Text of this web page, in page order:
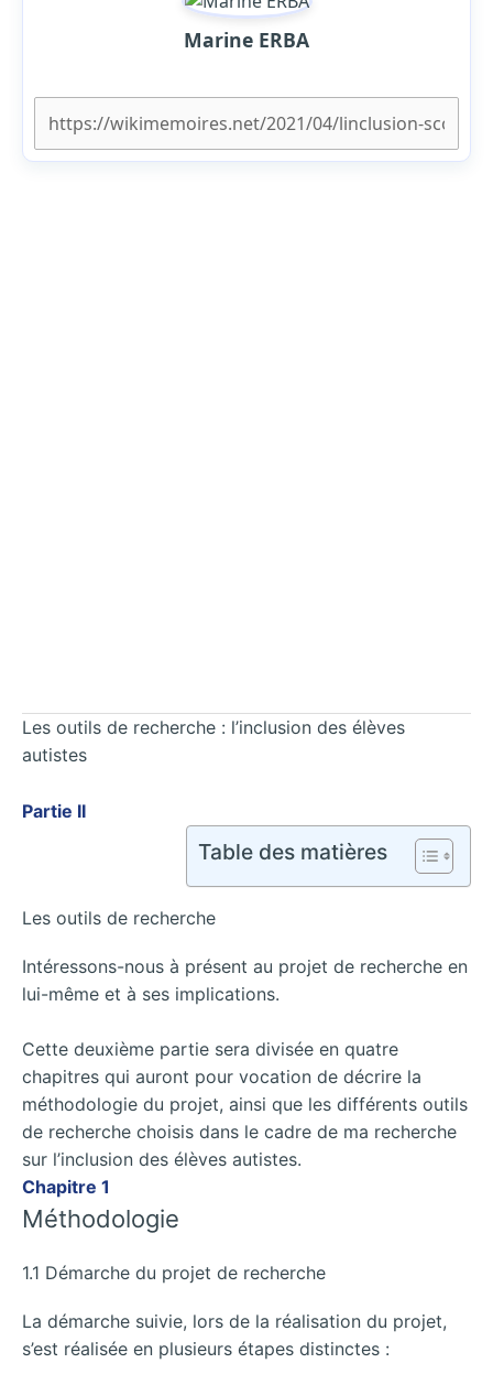
Marine ERBA
Les outils de recherche : l’inclusion des élèves
autistes
Partie II
Table des matières
Les outils de recherche
Intéressons-nous à présent au projet de recherche en
lui-même et à ses implications.
Cette deuxième partie sera divisée en quatre
chapitres qui auront pour vocation de décrire la
méthodologie du projet, ainsi que les différents outils
de recherche choisis dans le cadre de ma recherche
sur l’inclusion des élèves autistes.
Chapitre 1
Méthodologie
1.1 Démarche du projet de recherche
La démarche suivie, lors de la réalisation du projet,
s’est réalisée en plusieurs étapes distinctes :